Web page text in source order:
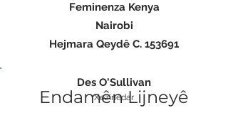
Feminenza Kenya
Nairobi
Hejmara Qeydê C. 153691
Des O'Sullivan
Xezînedar
Endamên Lijneyê